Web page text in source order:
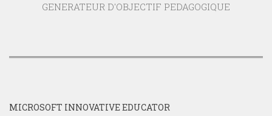
GENERATEUR D'OBJECTIF PEDAGOGIQUE
MICROSOFT INNOVATIVE EDUCATOR